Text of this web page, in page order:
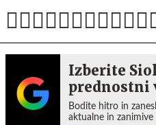
Izberite
prednostni
Bodite hitro in
aktualne in zanimive